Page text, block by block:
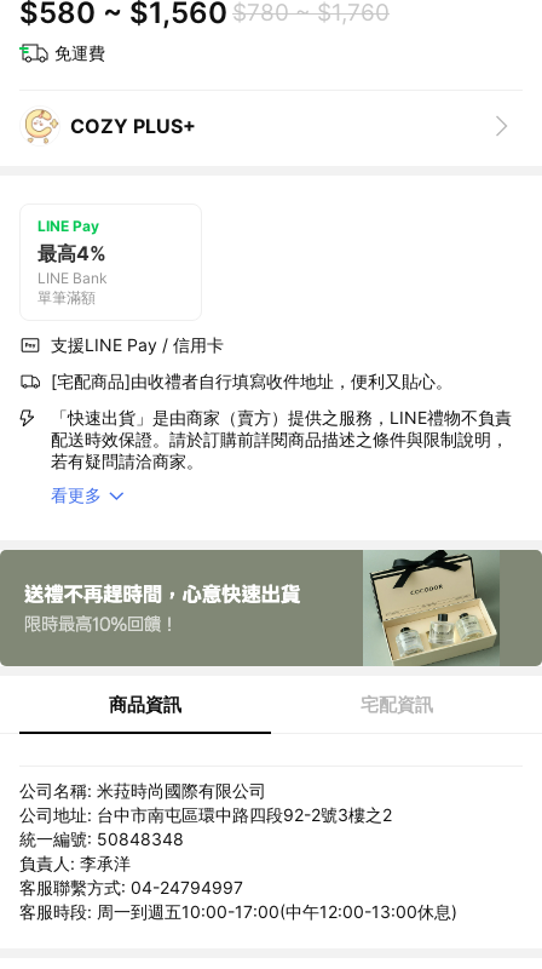
禮物 聖誕節禮物 交換禮
$580 ~ $1,560 $780 ~ $1,760
免運費
COZY PLUS+
LINE Pay
最高4%
LINE Bank
單筆滿額
支援LINE Pay / 信用卡
[宅配商品]由收禮者自行填寫收件地址，便利又貼心。
「快速出貨」是由商家（賣方）提供之服務，LINE禮物不負責
配送時效保證。請於訂購前詳閱商品描述之條件與限制說明，
若有疑問請洽商家。
看更多
商品資訊 宅配資訊
公司名稱: 米菈時尚國際有限公司
公司地址: 台中市南屯區環中路四段92-2號3樓之2
統一編號: 50848348
負責人: 李承洋
客服聯繫方式: 04-24794997
客服時段: 周一到週五10:00-17:00(中午12:00-13:00休息)